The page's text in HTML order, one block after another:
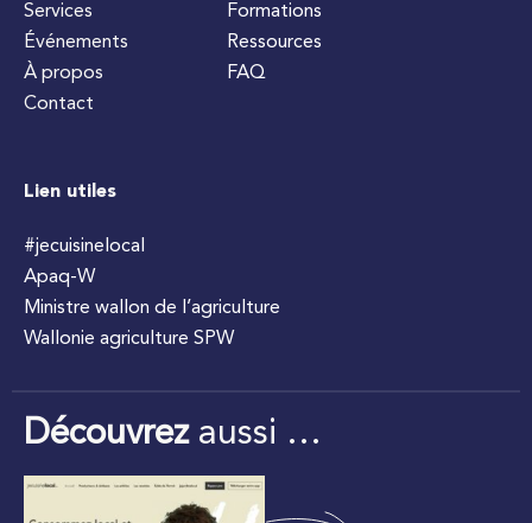
Services
Événements
À propos
Contact
Formations
Ressources
FAQ
Lien utiles
#jecuisinelocal
Apaq-W
Ministre wallon de l’agriculture
Wallonie agriculture SPW
Découvrezaussi …